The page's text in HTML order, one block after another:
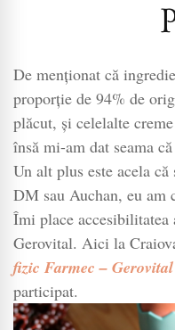
De menționat că
proporție de 94% de
plăcut, și celelalte
însă mi-am dat seama
Un alt plus este acela
DM sau Auchan, eu am
Îmi place accesibilitatea
Gerovital. Aici la
fizic Farmec – Gerovital
participat.